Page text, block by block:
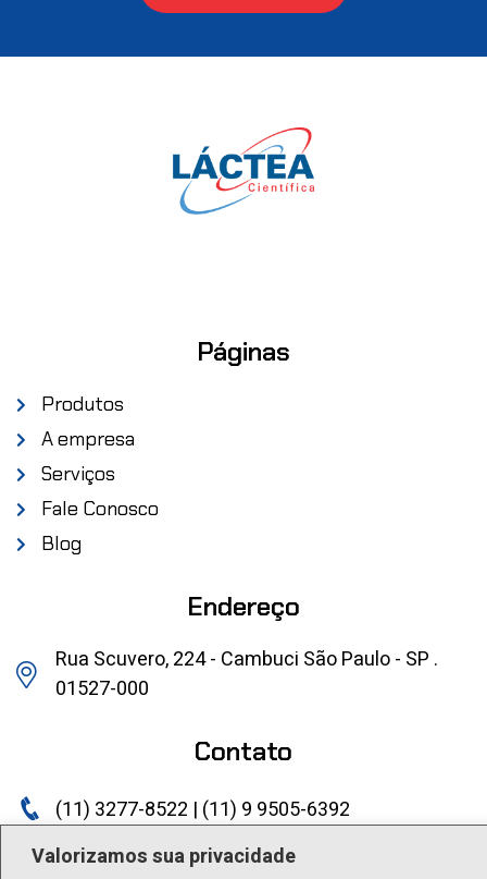
Valorizamos sua privacidade
Páginas
Produtos
A empresa
Serviços
Fale Conosco
Blog
Endereço
Rua Scuvero, 224 - Cambuci São Paulo - SP .
01527-000
Contato
(11) 3277-8522 | (11) 9 9505-6392
lactea@lactea.com.br